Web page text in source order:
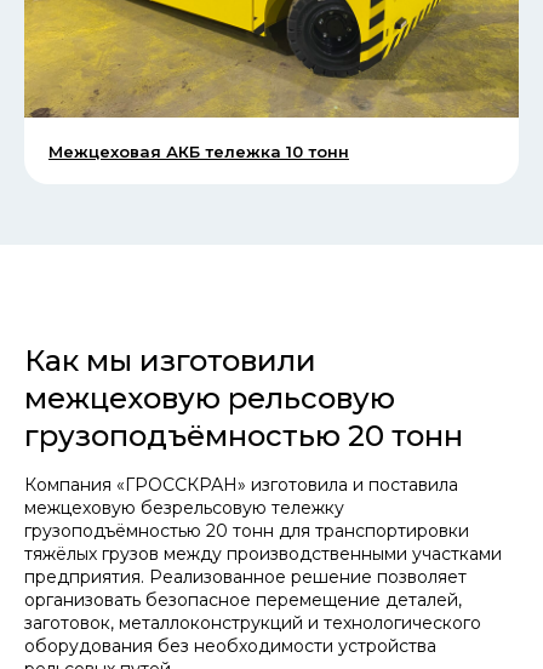
Межцеховая АКБ тележка 10 тонн
Как мы изготовили
межцеховую рельсовую
грузоподъёмностью 20 тонн
Компания «ГРОССКРАН» изготовила и поставила
межцеховую безрельсовую тележку
грузоподъёмностью 20 тонн для транспортировки
тяжёлых грузов между производственными участками
предприятия. Реализованное решение позволяет
организовать безопасное перемещение деталей,
заготовок, металлоконструкций и технологического
оборудования без необходимости устройства
Монтаж и ПНР
Доставка
Шеф-монтаж
О компании
Реализованные проекты
Услуги
Статьи
Контакты
КОМПАНИЯ